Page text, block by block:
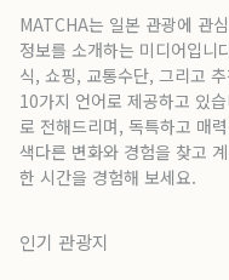
MATCHA는 일본 관광에 관
정보를 소개하는 미디어입니
식, 쇼핑, 교통수단, 그리고
10가지 언어로 제공하고 있
로 전해드리며, 독특하고 매
색다른 변화와 경험을 찾고
한 시간을 경험해 보세요.
인기 관광지